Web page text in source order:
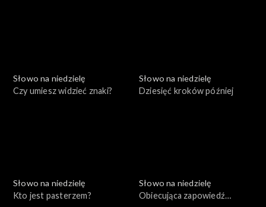
Słowo na niedzielę
Czy umiesz widzieć znaki?
Słowo na niedzielę
Dziesięć kroków później
Słowo na niedzielę
Kto jest pasterzem?
Słowo na niedzielę
Obiecująca zapowiedź